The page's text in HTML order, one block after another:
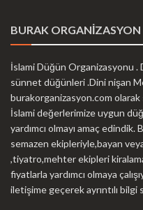
BURAK ORGANİZASYON
İslami Düğün Organizasyonu .
sünnet düğünleri .Dini nişan
burakorganizasyon.com
İslami değerlerimize uygun
yardımcı olmayı amaç
semazen ekipleriyle,bayan
,tiyatro,mehter ekipleri
fiyatlarla yardımcı olmaya
iletişime geçerek ayrıntılı